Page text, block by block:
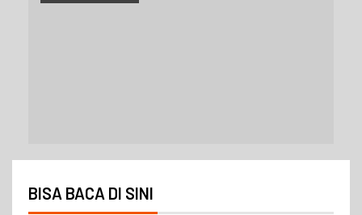
BISA BACA DI SINI